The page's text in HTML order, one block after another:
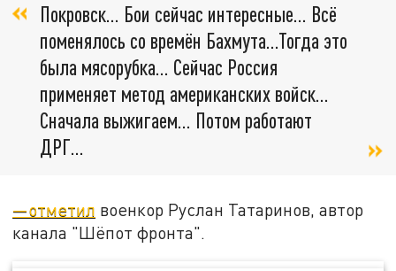
Покровск... Бои сейчас интересные... Всё
поменялось со времён Бахмута...Тогда это
была мясорубка... Сейчас Россия
применяет метод американских войск...
Сначала выжигаем... Потом работают
ДРГ...
—отметил военкор Руслан Татаринов, автор
канала "Шёпот фронта".